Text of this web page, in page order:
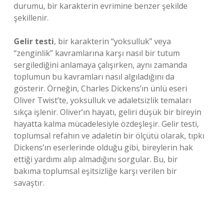
durumu, bir karakterin evrimine benzer şekilde
şekillenir.
Gelir testi, bir karakterin “yoksulluk” veya
“zenginlik” kavramlarına karşı nasıl bir tutum
sergilediğini anlamaya çalışırken, aynı zamanda
toplumun bu kavramları nasıl algıladığını da
gösterir. Örneğin, Charles Dickens’ın ünlü eseri
Oliver Twist’te, yoksulluk ve adaletsizlik temaları
sıkça işlenir. Oliver’ın hayatı, geliri düşük bir bireyin
hayatta kalma mücadelesiyle özdeşleşir. Gelir testi,
toplumsal refahın ve adaletin bir ölçütü olarak, tıpkı
Dickens’ın eserlerinde olduğu gibi, bireylerin hak
ettiği yardımı alıp almadığını sorgular. Bu, bir
bakıma toplumsal eşitsizliğe karşı verilen bir
savaştır.